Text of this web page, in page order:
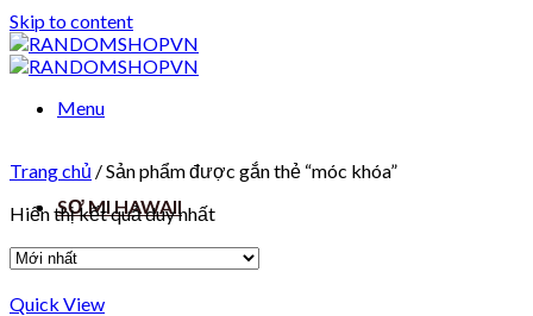
Skip to content
Menu
SƠ MI HAWAII
Trang chủ /Sản phẩm được gắn thẻ “móc khóa”
Hiển thị kết quả duy nhất
Quick View